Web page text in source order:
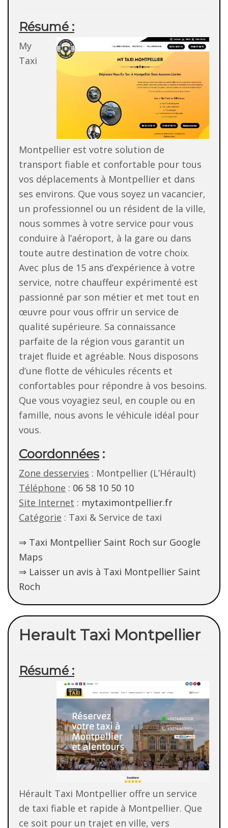
Résumé :
My
Taxi
Montpellier est votre solution de
transport fiable et confortable pour tous
vos déplacements à Montpellier et dans
ses environs. Que vous soyez un vacancier,
un professionnel ou un résident de la ville,
nous sommes à votre service pour vous
conduire à l’aéroport, à la gare ou dans
toute autre destination de votre choix.
Avec plus de 15 ans d’expérience à votre
service, notre chauffeur expérimenté est
passionné par son métier et met tout en
œuvre pour vous offrir un service de
qualité supérieure. Sa connaissance
parfaite de la région vous garantit un
trajet fluide et agréable. Nous disposons
d’une flotte de véhicules récents et
confortables pour répondre à vos besoins.
Que vous voyagiez seul, en couple ou en
famille, nous avons le véhicule idéal pour
vous.
Coordonnées :
Zone desservies : Montpellier (L’Hérault)
Téléphone : 06 58 10 50 10
Site Internet : mytaximontpellier.fr
Catégorie : Taxi & Service de taxi
⇒ Taxi Montpellier Saint Roch sur Google
Maps
⇒ Laisser un avis à Taxi Montpellier Saint
Roch
Herault Taxi Montpellier
Résumé :
Hérault Taxi Montpellier offre un service
de taxi fiable et rapide à Montpellier. Que
ce soit pour un trajet en ville, vers